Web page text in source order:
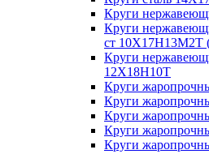
Круги
Круги
ст 10Х17Н13М2Т
Круги
12Х18Н10Т
Круги
Круги
Круги
Круги
Круги